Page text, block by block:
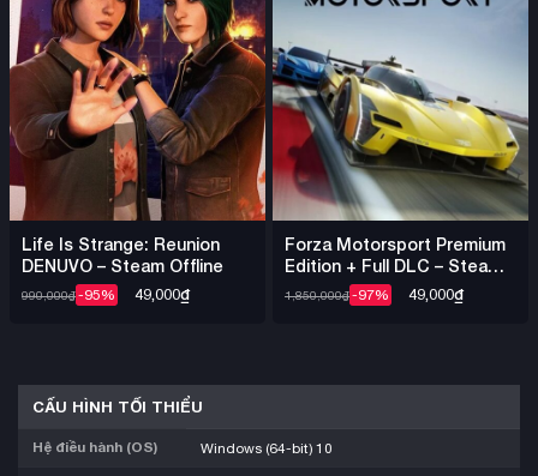
Life Is Strange: Reunion
DENUVO – Steam Offline
990,000₫-95% 49,000₫
Forza Motorsport Premium
Edition + Full DLC – Steam
Offline
1,850,000₫-97% 49,000₫
CẤU HÌNH TỐI THIỂU
Hệ điều hành (OS) Windows (64-bit) 10